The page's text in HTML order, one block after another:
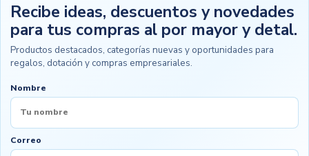
Recibe ideas, descuentos y novedades
para tus compras al por mayor y detal.
Productos destacados, categorías nuevas y oportunidades para
regalos, dotación y compras empresariales.
Nombre
Correo